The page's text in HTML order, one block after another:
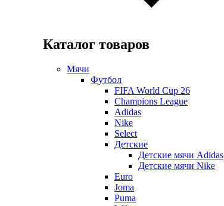
Каталог товаров
Мячи
Футбол
FIFA World Cup 26
Champions League
Adidas
Nike
Select
Детские
Детские мячи Adidas
Детские мячи Nike
Euro
Joma
Puma